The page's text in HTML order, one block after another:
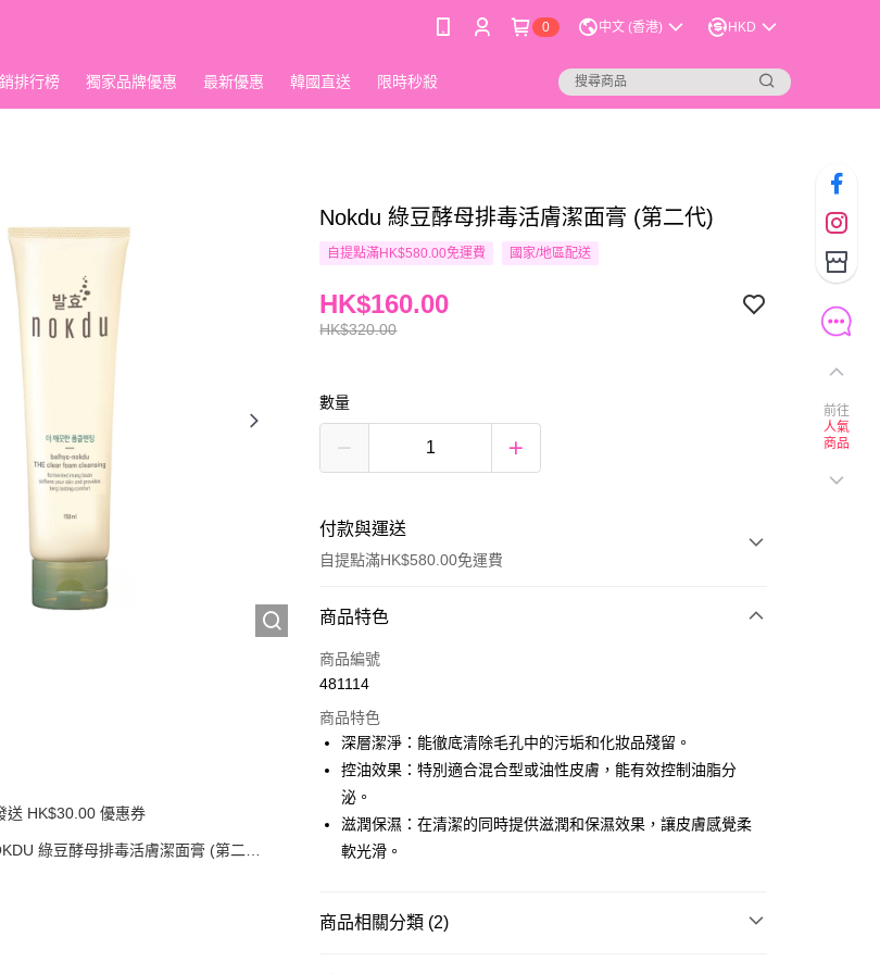
0 中文 (香港) HKD
排行榜 獨家品牌優惠 最新優惠 韓國直送 限時秒殺
送 HK$30.00 優惠券
綠豆酵母排毒活膚潔面膏 (第二代)
Nokdu 綠豆酵母排毒活膚潔面膏 (第二代)
自提點滿HK$580.00免運費 國家/地區配送
HK$320.00
HK$160.00
數量
付款與運送
自提點滿HK$580.00免運費
付款方式
信用卡
Google Pay
AlipayHK
PayMe
WeChat Pay
相關說明
商品特色
商品編號
481114
商品特色
深層潔淨：能徹底清除毛孔中的污垢和化妝品殘留。
控油效果：特別適合混合型或油性皮膚，能有效控制油脂分
泌。
滋潤保濕：在清潔的同時提供滋潤和保濕效果，讓皮膚感覺柔
軟光滑。
商品相關分類 (2)
前往
人氣
商品